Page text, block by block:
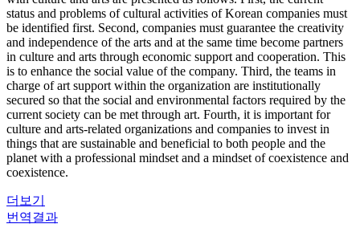
status and problems of cultural activities of Korean companies must
be identified first. Second, companies must guarantee the creativity
and independence of the arts and at the same time become partners
in culture and arts through economic support and cooperation. This
is to enhance the social value of the company. Third, the teams in
charge of art support within the organization are institutionally
secured so that the social and environmental factors required by the
current society can be met through art. Fourth, it is important for
culture and arts-related organizations and companies to invest in
things that are sustainable and beneficial to both people and the
planet with a professional mindset and a mindset of coexistence and
coexistence.
더보기
번역결과